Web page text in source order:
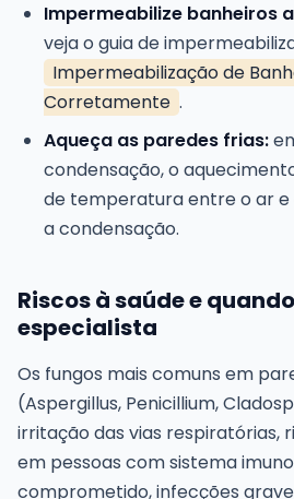
Impermeabilize banheiros
veja o guia de
Impermeabilização de
Corretamente .
Aqueça as paredes frias:
condensação, o
de temperatura entre o ar e
a condensação.
Riscos à saúde e
especialista
Os fungos mais comuns em
(Aspergillus, Penicillium,
irritação das vias respiratórias,
em pessoas com sistema
comprometido, infecções